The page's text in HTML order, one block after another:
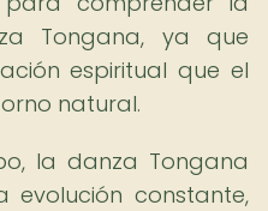
Tongana, ya que
espiritual que el
natural.
la danza Tongana
evolución constante,